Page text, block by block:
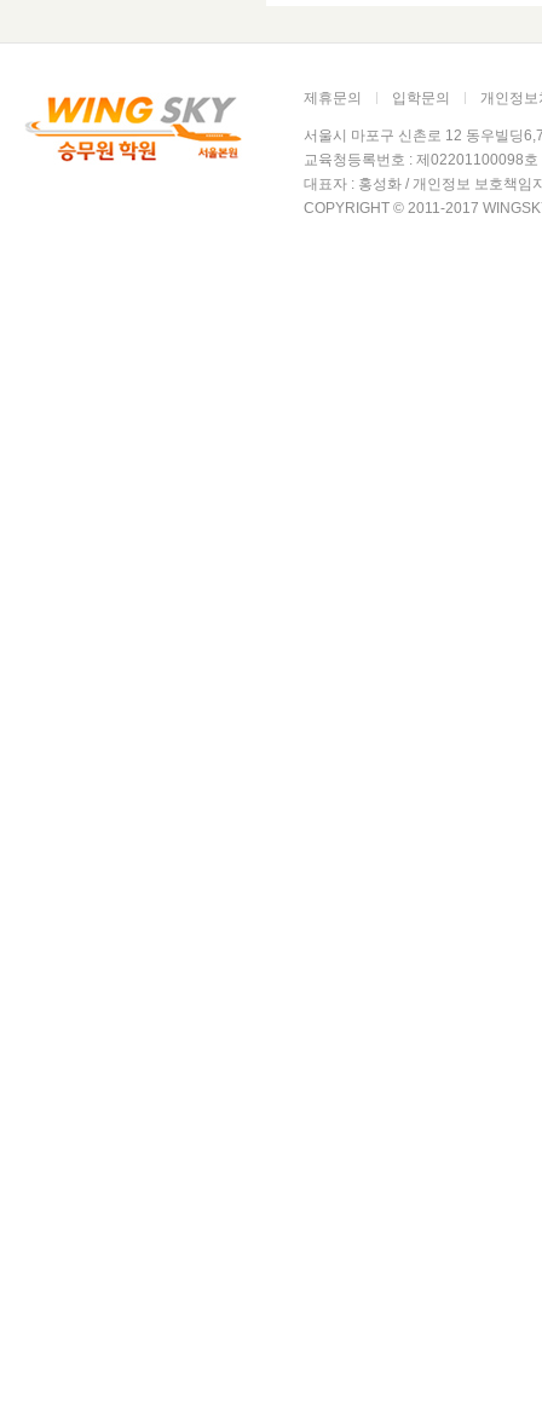
윙
을
-
제휴문의 입학문의 개인정보
서울시 마포구 신촌로 12 동우빌딩
교육청등록번호 : 제02201100098
대표자 : 홍성화 / 개인정보 보호책임
COPYRIGHT © 2011-2017